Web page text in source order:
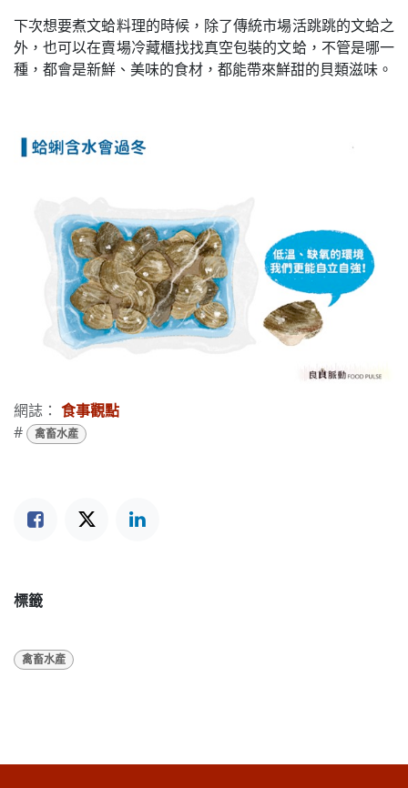
下次想要煮文蛤料理的時候，除了傳統市場活跳跳的文蛤之
外，也可以在賣場冷藏櫃找找真空包裝的文蛤，不管是哪一
種，都會是新鮮、美味的食材，都能帶來鮮甜的貝類滋味。
網誌： 食事觀點
#
禽畜水產
標籤
禽畜水產